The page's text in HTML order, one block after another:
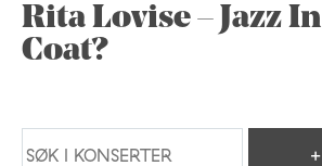
Rita Lovise – Jazz
Coat?